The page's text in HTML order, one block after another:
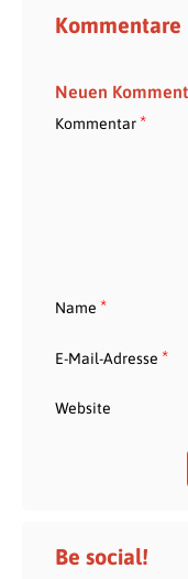
Kommentare
Neuen
Kommentar*
Name *
E-Mail-Adresse *
Website
Be social!